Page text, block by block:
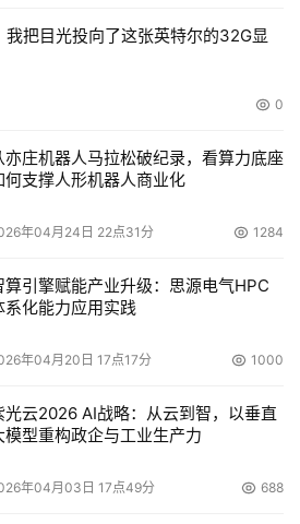
把目光投向了这张英特尔的32G显
0
亦庄机器人马拉松破纪录，看算力底座
何支撑人形机器人商业化
年04月24日 22点31分 1284
算引擎赋能产业升级：思源电气HPC
系化能力应用实践
年04月20日 17点17分 1000
光云2026 AI战略：从云到智，以垂直
模型重构政企与工业生产力
年04月03日 17点49分 688